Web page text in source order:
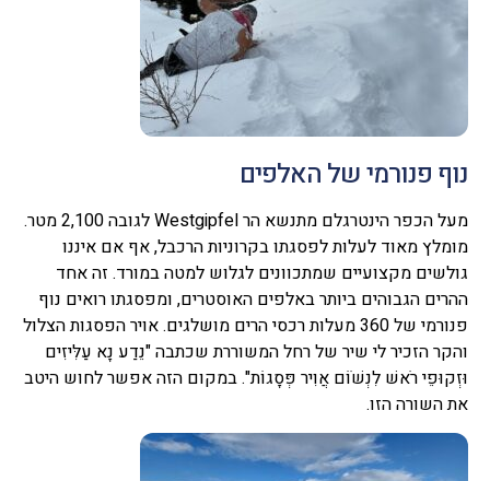
נוף פנורמי של האלפים
מעל הכפר הינטרגלם מתנשא הר Westgipfel לגובה 2,100 מטר.
מומלץ מאוד לעלות לפסגתו בקרוניות הרכבל, אף אם איננו
גולשים מקצועיים שמתכוונים לגלוש למטה במורד. זה אחד
ההרים הגבוהים ביותר באלפים האוסטרים, ומפסגתו רואים נוף
פנורמי של 360 מעלות רכסי הרים מושלגים. אויר הפסגות הצלול
והקר הזכיר לי שיר של רחל המשוררת שכתבה "נֵדַע נָא עַלִּיזִים
וּזְקוּפֵי רֹאשׁ לִנְשֹׁוֹם אֲוִיר פְּסָגוֹת". במקום הזה אפשר לחוש היטב
את השורה הזו.